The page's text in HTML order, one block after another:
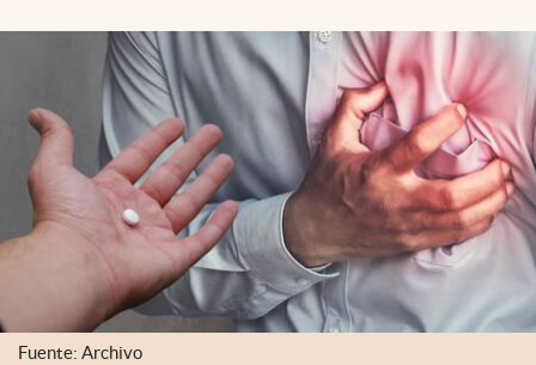
USA
Fuente: Archivo